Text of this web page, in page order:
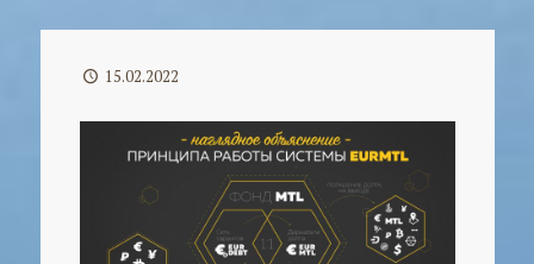
15.02.2022